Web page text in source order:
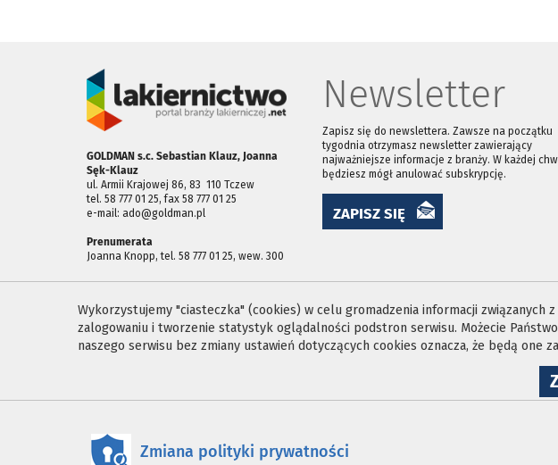
GOLDMAN s.c. Sebastian Klauz, Joanna
Sęk-Klauz
ul. Armii Krajowej 86, 83 ­ 110 Tczew
tel. 58 777 01 25, fax 58 777 01 25
e-mail: ado@goldman.pl
Prenumerata
Joanna Knopp, tel. 58 777 01 25, wew. 300
Newsletter
Zapisz się do newslettera. Zawsze na początku
tygodnia otrzymasz newsletter zawierający
najważniejsze informacje z branży. W każdej
będziesz mógł anulować subskrypcję.
ZAPISZ SIĘ
Wykorzystujemy "ciasteczka" (cookies) w celu gromadzenia informacji
zalogowaniu i tworzenie statystyk oglądalności podstron serwisu. Możecie
naszego serwisu bez zmiany ustawień dotyczących cookies oznacza, że będą one
Zmiana polityki prywatności